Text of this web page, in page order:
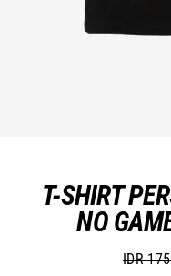
T-SHIRT
NO
IDR